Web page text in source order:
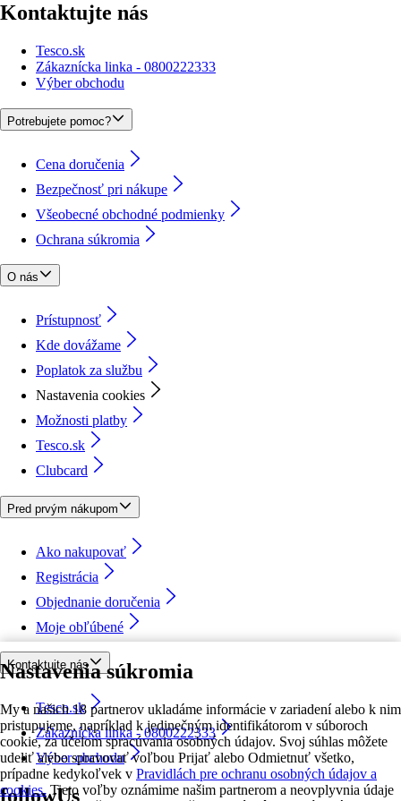
Nastavenia súkromia
My a našich 18 partnerov ukladáme informácie v zariadení alebo k nim
pristupujeme, napríklad k jedinečným identifikátorom v súboroch
cookie, za účelom spracúvania osobných údajov. Svoj súhlas môžete
udeliť alebo spravovať voľbou Prijať alebo Odmietnuť všetko,
prípadne kedykoľvek v Pravidlách pre ochranu osobných údajov a
cookies. Tieto voľby oznámime našim partnerom a neovplyvnia údaje
Kontaktujte nás
Tesco.sk
Zákaznícka linka - 0800222333
Výber obchodu
Potrebujete pomoc?
Cena doručenia
Bezpečnosť pri nákupe
Všeobecné obchodné podmienky
Ochrana súkromia
O nás
Prístupnosť
Kde dovážame
Poplatok za službu
Nastavenia cookies
Možnosti platby
Tesco.sk
Clubcard
Pred prvým nákupom
Ako nakupovať
Registrácia
Objednanie doručenia
Moje obľúbené
Kontaktujte nás
Tesco.sk
Zákaznícka linka - 0800222333
Výber obchodu
followUs